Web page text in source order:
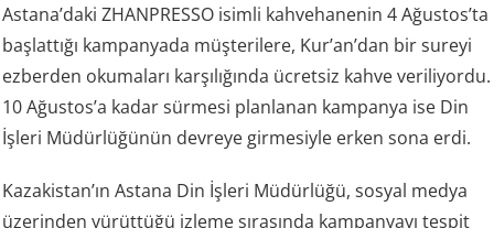
Astana’daki ZHANPRESSO isimli kahvehanenin 4 Ağustos’ta
başlattığı kampanyada müşterilere, Kur’an’dan bir sureyi
ezberden okumaları karşılığında ücretsiz kahve veriliyordu.
10 Ağustos’a kadar sürmesi planlanan kampanya ise Din
İşleri Müdürlüğünün devreye girmesiyle erken sona erdi.
Kazakistan’ın Astana Din İşleri Müdürlüğü, sosyal medya
üzerinden yürüttüğü izleme sırasında kampanyayı tespit